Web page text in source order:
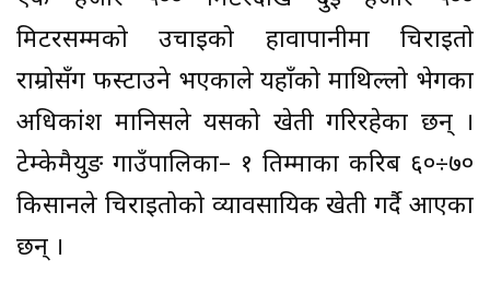
मिटरसम्मको उचाइको हावापानीमा चिराइतो
राम्रोसँग फस्टाउने भएकाले यहाँको माथिल्लो भेगका
अधिकांश मानिसले यसको खेती गरिरहेका छन् ।
टेम्केमैयुङ गाउँपालिका– १ तिम्माका करिब ६०÷७०
किसानले चिराइतोको व्यावसायिक खेती गर्दै आएका
छन् ।